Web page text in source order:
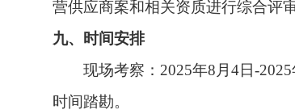
营供应商案和相关资质进行综合评
九、时间安排
现场考察：2025年8月4日-
时间踏勘。